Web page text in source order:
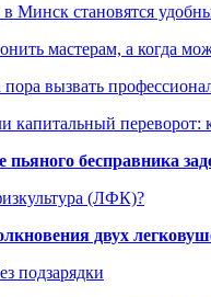
Минск становятся
мастерам, а когда
пора вызвать
капитальный переворот:
бесправника
(ЛФК)?
двух
подзарядки